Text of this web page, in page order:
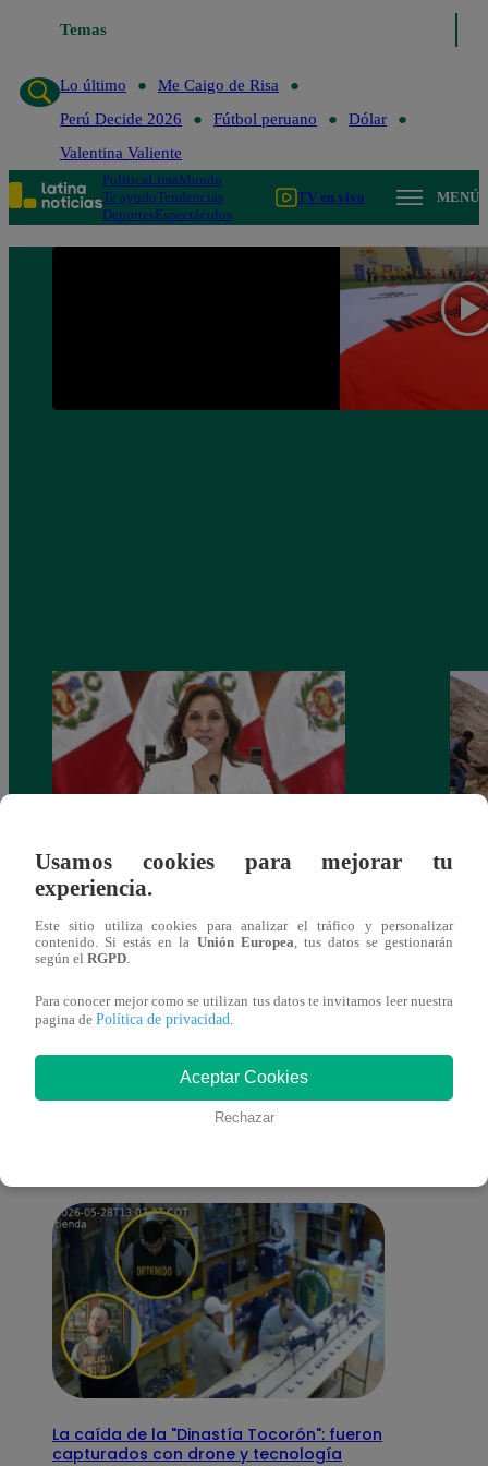
Temas
Lo último
Me Caigo de Risa
Perú Decide 2026
Fútbol peruano
Dólar
Valentina Valiente
PolíticaLimaMundo
Te ayudoTendencias
DeportesEspectáculos
TV en vivo MENÚ
Congreso: proponen que el aumento del
salario presidencial se aplique desde 2026
También te puede
interesar
La caída de la "Dinastía Tocorón": fueron
capturados con drone y tecnología
Usamos cookies para mejorar tu
experiencia.
Este sitio utiliza cookies para analizar el tráfico y personalizar
contenido. Si estás en la Unión Europea , tus datos se gestionarán
según el RGPD
Para conocer mejor como se utilizan tus datos te invitamos leer nuestra
pagina de Política de privacidad
Aceptar Cookies
Rechazar